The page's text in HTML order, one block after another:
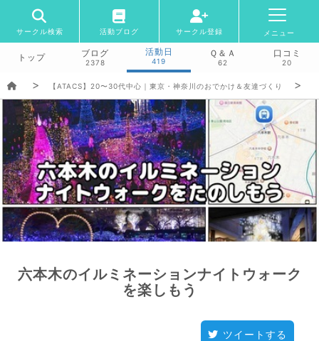
サークル検索 活動ブログ サークル登録 メニュー
トップ ブログ
2378
活動日
419
Ｑ＆Ａ
62
口コミ
20
【ATACS】20〜30代中心｜東京・神奈川のおでかけ＆友達づくり
六本木のイルミネーションナイトウォーク
を楽しもう
ツイートする